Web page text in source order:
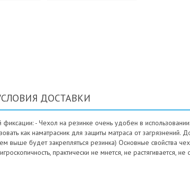
ДОСТАВКИ
- Чехол на резинке очень удобен в
как наматрасник для защиты матраса от загрязнений.
будет закрепляться резинка) Основные свойства
практически не мнется, не растягивается,